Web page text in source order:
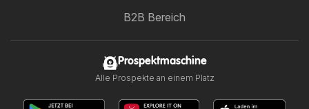
B2B Bereich
Prospektmaschine
Alle Prospekte an einem Platz